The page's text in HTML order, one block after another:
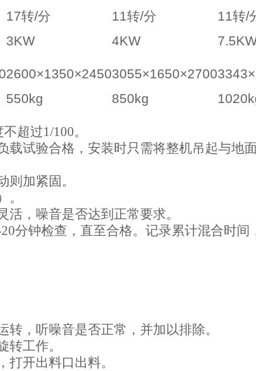
17转/分 11转/分
11转/
3KW 4KW
2600×1350×24503055×1650×2700
550kg 850kg
超过1/100。
载试验合格，安装时只需将整机吊起与地面
则加紧固。
。
，噪音是否达到正常要求。
分钟检查，直至合格。记录累计混合时间
，听噪音是否正常，并加以排除。
转工作。
开出料口出料。